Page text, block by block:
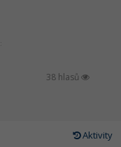
38 hlasů
Aktivity